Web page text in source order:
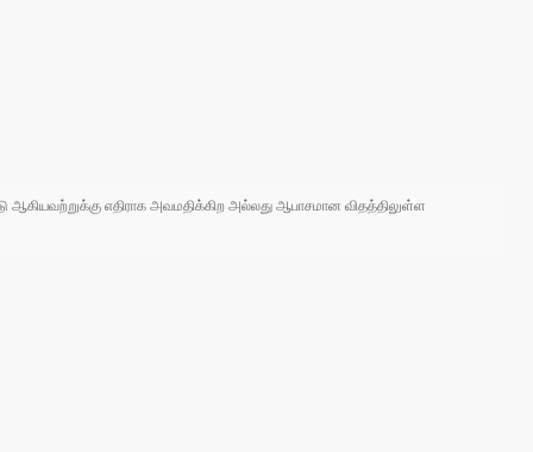
ஆகியவற்றுக்கு எதிராக அவமதிக்கிற அல்லது ஆபாசமான விதத்திலுள்ள